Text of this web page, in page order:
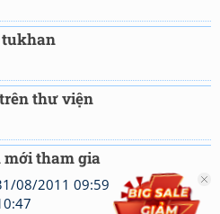
tukhan
thư viện
mới tham gia
08/2011 09:59